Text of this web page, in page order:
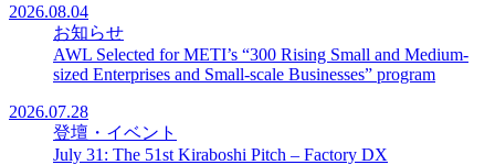
2026.08.04
お知らせ
AWL Selected for METI’s “300 Rising Small and Medium-
sized Enterprises and Small-scale Businesses” program
2026.07.28
登壇・イベント
July 31: The 51st Kiraboshi Pitch – Factory DX